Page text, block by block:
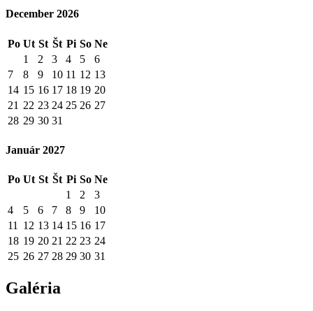
December 2026
Po Ut St Št Pi So Ne
1
2 3 4 5
6
7
8 9 10 11 12 13
14 15 16 17 18 19 20
21 22 23 24 25 26 27
28 29 30 31
Január 2027
Po Ut St Št Pi So Ne
1
2
3
4
5 6 7 8 9
10
11
12 13 14 15 16 17
18 19 20 21 22 23 24
25 26 27 28 29 30 31
Galéria